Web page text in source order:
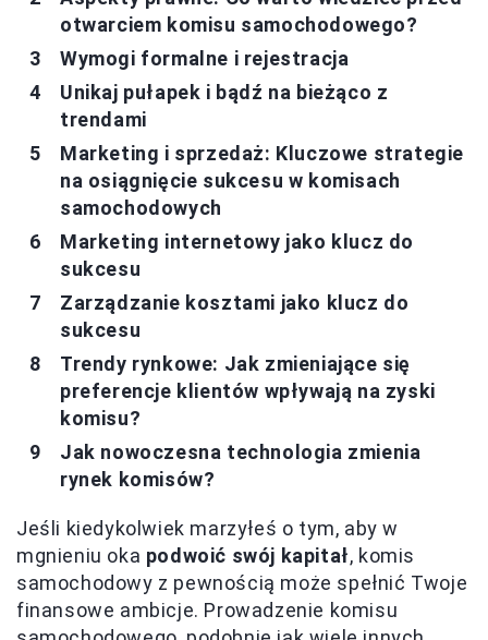
otwarciem komisu samochodowego?
Wymogi formalne i rejestracja
Unikaj pułapek i bądź na bieżąco z
trendami
Marketing i sprzedaż: Kluczowe strategie
na osiągnięcie sukcesu w komisach
samochodowych
Marketing internetowy jako klucz do
sukcesu
Zarządzanie kosztami jako klucz do
sukcesu
Trendy rynkowe: Jak zmieniające się
preferencje klientów wpływają na zyski
komisu?
Jak nowoczesna technologia zmienia
rynek komisów?
Jeśli kiedykolwiek marzyłeś o tym, aby w
mgnieniu oka podwoić swój kapitał, komis
samochodowy z pewnością może spełnić Twoje
finansowe ambicje. Prowadzenie komisu